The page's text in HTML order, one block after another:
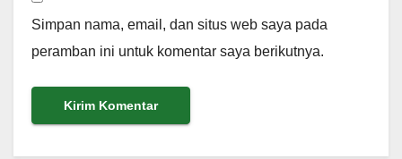
Simpan nama, email, dan situs web saya pada
peramban ini untuk komentar saya berikutnya.